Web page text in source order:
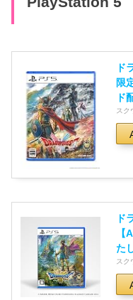
ド
限
ド
スク
ド
た
スク